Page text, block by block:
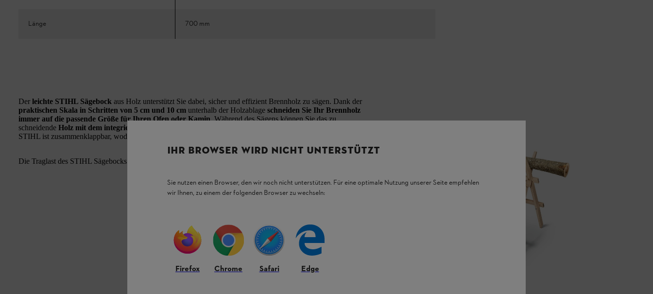
Länge 700 mm
Der leichte STIHL Sägebock aus Holz unterstützt Sie dabei, sicher und effizient Brennholz zu sägen. Dank der
praktischen Skala in Schritten von 5 cm und 10 cm unterhalb der Holzablage schneiden Sie Ihr Brennholz
immer auf die passende Größe für Ihren Ofen oder Kamin. Während des Sägens können Sie das zu
schneidende Holz mit dem integrierten Band sicher fixieren
STIHL ist zusammenklappbar, wodurch er
Die Traglast des STIHL Sägebocks aus Holz beträgt
IHR BROWSER WIRD NICHT UNTERSTÜTZT
Sie nutzen einen Browser, den wir noch nicht unterstützen. Für eine optimale Nutzung unserer Seite empfehlen
wir Ihnen, zu einem der folgenden Browser zu wechseln:
Firefox Chrome Safari Edge